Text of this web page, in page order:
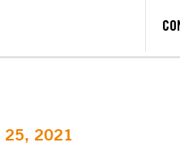
25, 2021